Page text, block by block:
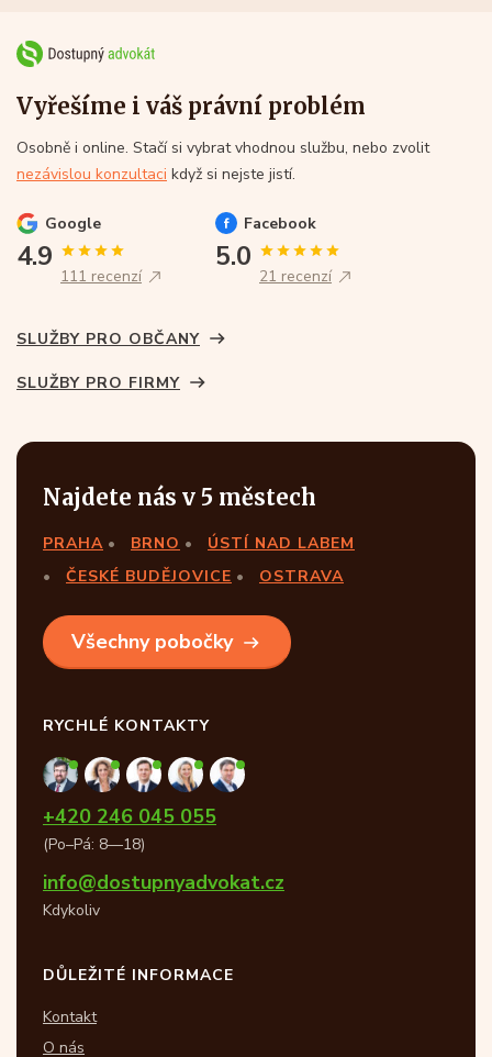
Vyřešíme i váš právní problém
Osobně i online. Stačí si vybrat vhodnou službu, nebo zvolit
nezávislou konzultaci když si nejste jistí.
Google
4.9
111 recenzí
Facebook
5.0
21 recenzí
SLUŽBY PRO OBČANY
SLUŽBY PRO FIRMY
Najdete nás v 5 městech
PRAHA BRNO
ÚSTÍ NAD LABEM
ČESKÉ BUDĚJOVICE
OSTRAVA
Všechny pobočky
RYCHLÉ KONTAKTY
+420 246 045 055
(Po–Pá: 8—18)
info@dostupnyadvokat.cz
Kdykoliv
DŮLEŽITÉ INFORMACE
Kontakt
O nás